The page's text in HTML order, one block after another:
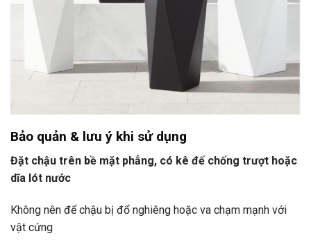
Bảo quản & lưu ý khi sử dụng
Đặt chậu trên bề mặt phẳng, có kê đế chống trượt hoặc
dĩa lót nước
Không nên để chậu bị đổ nghiêng hoặc va chạm mạnh với
vật cứng